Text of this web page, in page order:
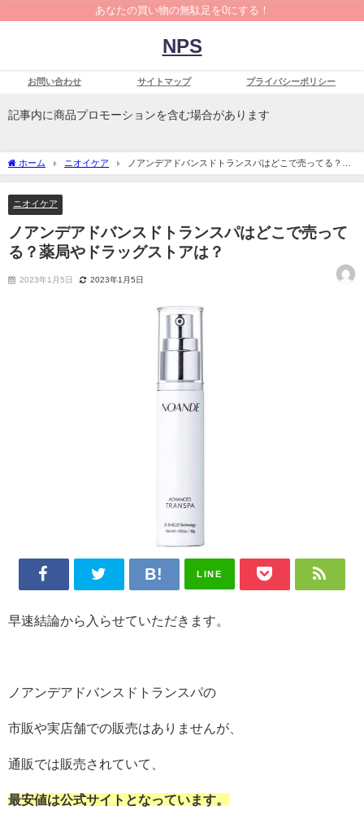
あなたの買い物の無駄足を0にする！
NPS
お問い合わせ サイトマップ プライバシーポリシー
記事内に商品プロモーションを含む場合があります
ホーム ニオイケア
ノアンデアドバンスドトランスパはどこで売ってる？薬
局やドラッグストアは？
ニオイケア
ノアンデアドバンスドトランスパはどこで売って
る？薬局やドラッグストアは？
2023年1月5日 2023年1月5日
LINE
早速結論から入らせていただきます。
ノアンデアドバンスドトランスパの
市販や実店舗での販売はありませんが、
通販では販売されていて、
最安値は公式サイトとなっています。